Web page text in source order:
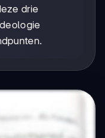
drie